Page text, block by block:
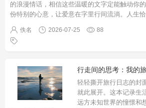
的浪漫情话，相信这些温暖的文字定能触动你
份特别的心意，让爱意在字里行间流淌。人生
佚名 2026-07-25 88
行走间的思考：我的
轻轻撕开旅行日志的封
就此展开。这本记录生
远方未知世界的憧憬和